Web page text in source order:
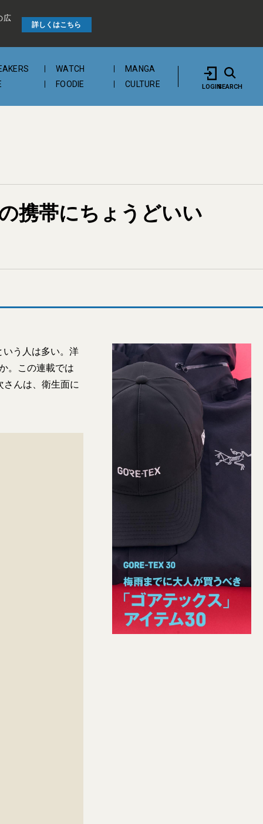
広
詳しくはこちら
WATCH
MANGA
FOODIE CULTURE LOGINSEARCH
携帯にちょうどいい
いう人は多い。洋
。この連載では
んは、衛生面に